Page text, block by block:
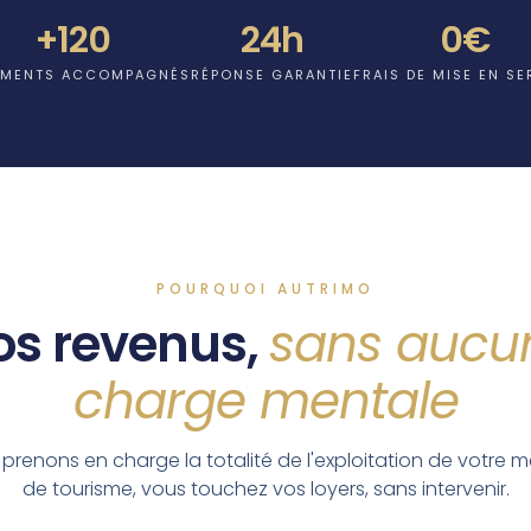
+120
ACCOMPAGNÉS
24h
RÉPONSE GARANTIE
0€
FRAIS DE MISE EN
POURQUOI AUTRIMO
revenus,sans
charge mentale
prenons en charge la totalité de l'exploitation de votre
de tourisme, vous touchez vos loyers, sans intervenir.